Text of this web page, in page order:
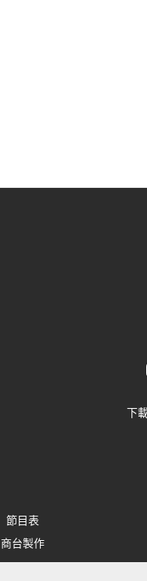
下
節目表
商台製作